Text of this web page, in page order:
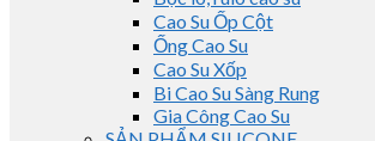
Cao Su Ốp Cột
Ống Cao Su
Cao Su Xốp
Bi Cao Su Sàng Rung
Gia Công Cao Su